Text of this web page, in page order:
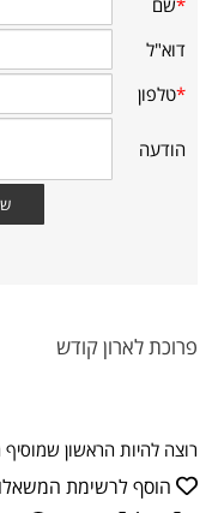
פרוכת לארון קודש
רוצה להיות הראשון
הוסף לרשימת